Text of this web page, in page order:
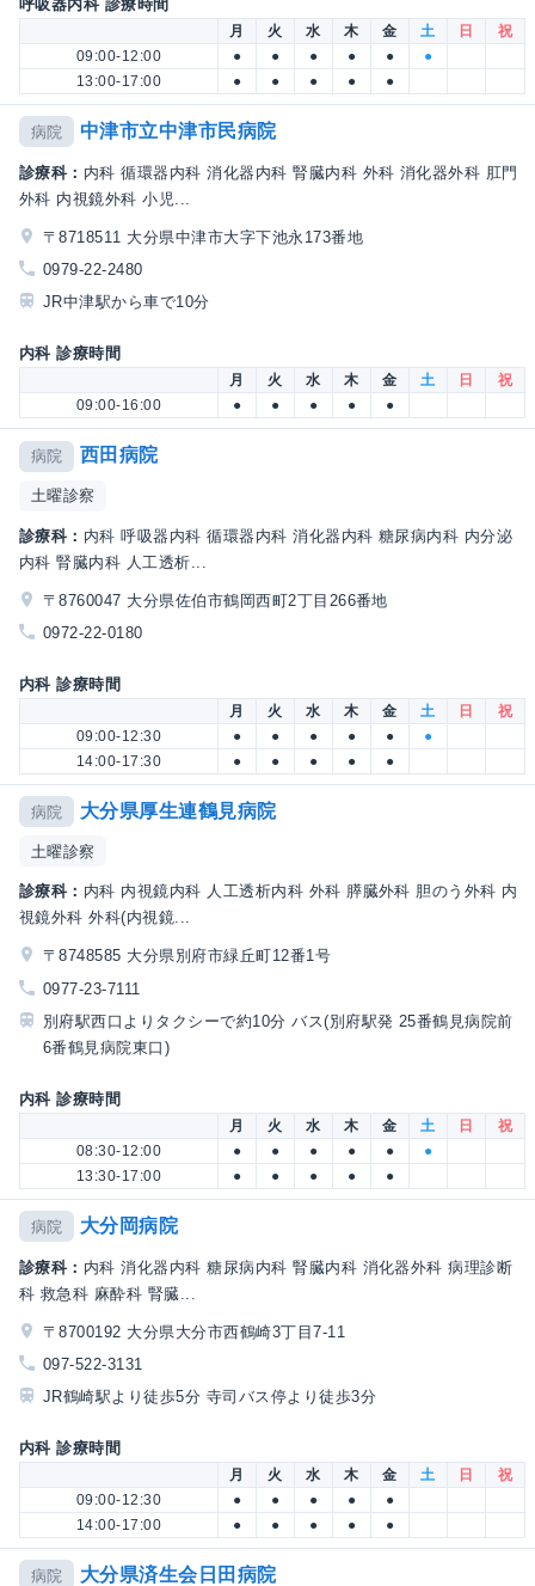
呼吸器内科 診療時間
月 火 水 木 金 土 日
祝
09:00-12:00
● ● ● ● ●
●
13:00-17:00
● ● ● ● ●
病院 中津市立中津市民病院
診療科： 内科 循環器内科 消化器内科 腎臓内科 外科 消化器外科 肛門
外科 内視鏡外科 小児...
〒8718511 大分県中津市大字下池永173番地
0979-22-2480
JR中津駅から車で10分
内科 診療時間
月 火 水 木 金 土 日
祝
09:00-16:00
● ● ● ● ●
病院 西田病院
土曜診察
診療科： 内科 呼吸器内科 循環器内科 消化器内科 糖尿病内科 内分泌
内科 腎臓内科 人工透析...
〒8760047 大分県佐伯市鶴岡西町2丁目266番地
0972-22-0180
内科 診療時間
月 火 水 木 金 土 日
祝
09:00-12:30
● ● ● ● ●
●
14:00-17:30
● ● ● ● ●
病院 大分県厚生連鶴見病院
土曜診察
診療科： 内科 内視鏡内科 人工透析内科 外科 膵臓外科 胆のう外科 内
視鏡外科 外科(内視鏡...
〒8748585 大分県別府市緑丘町12番1号
0977-23-7111
別府駅西口よりタクシーで約10分 バス(別府駅発 25番鶴見病院前
6番鶴見病院東口)
内科 診療時間
月 火 水 木 金 土 日
祝
08:30-12:00
● ● ● ● ●
●
13:30-17:00
● ● ● ● ●
病院 大分岡病院
診療科： 内科 消化器内科 糖尿病内科 腎臓内科 消化器外科 病理診断
科 救急科 麻酔科 腎臓...
〒8700192 大分県大分市西鶴崎3丁目7-11
097-522-3131
JR鶴崎駅より徒歩5分 寺司バス停より徒歩3分
内科 診療時間
月 火 水 木 金 土 日
祝
09:00-12:30
● ● ● ●
●
14:00-17:00
● ● ● ● ●
病院 大分県済生会日田病院